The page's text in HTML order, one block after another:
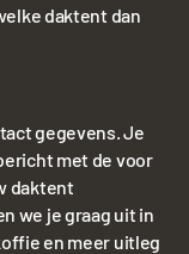
daktent dan
gegevens. Je
met de voor
daktent
we je graag uit in
en meer uitleg